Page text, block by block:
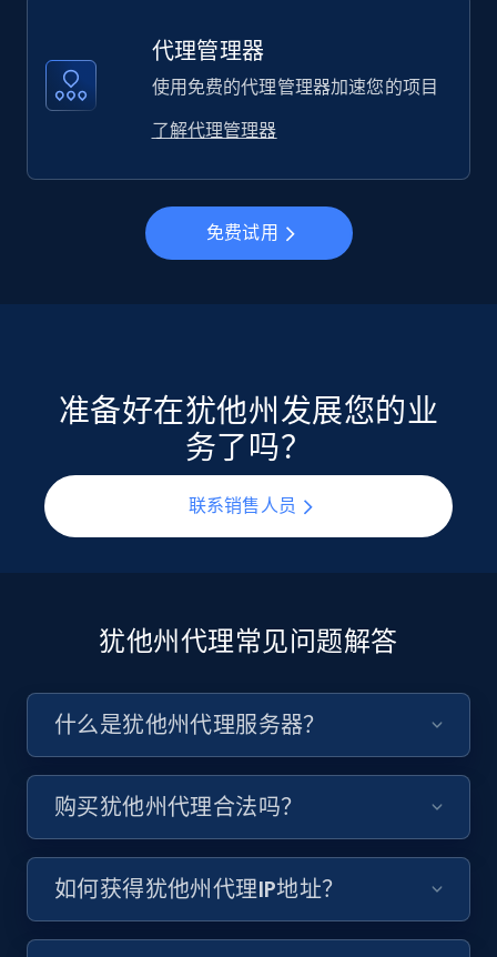
代理管理器
使用免费的代理管理器加速您的项目
了解代理管理器
免费试用
准备好在犹他州发展您的业
务了吗？
联系销售人员
犹他州代理常见问题解答
什么是犹他州代理服务器？
购买犹他州代理合法吗？
如何获得犹他州代理IP地址？